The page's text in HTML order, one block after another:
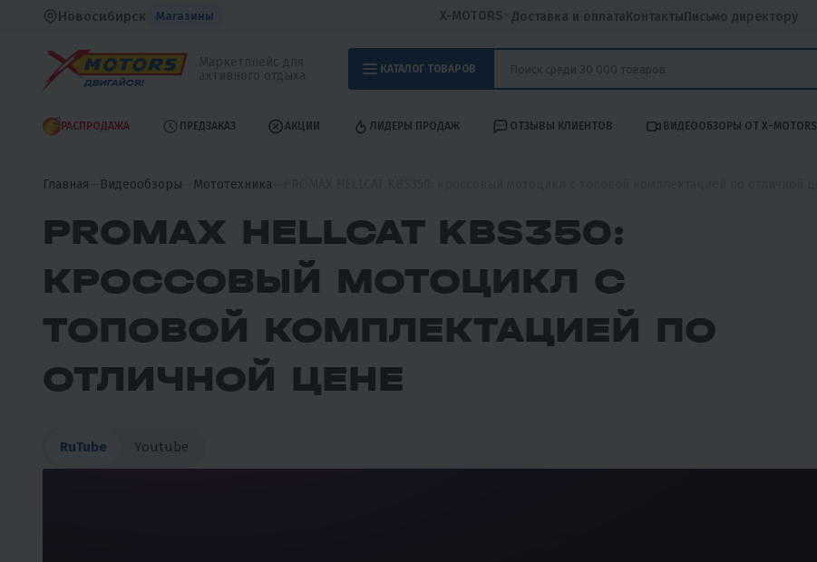
Новосибирск Магазины X-MOTORS Доставка и оплатаКонтактыПисьмо директору
КАТАЛОГ ТОВАРОВ
РАСПРОДАЖА ПРЕДЗАКАЗ АКЦИИ ЛИДЕРЫ ПРОДАЖ ОТЗЫВЫ КЛИЕНТОВ ВИДЕООБЗОРЫ ОТ X-MOTORS
Главная Видеообзоры Мототехника
PROMAX HELLCAT KBS350:
КРОССОВЫЙ МОТОЦИКЛ С
ТОПОВОЙ КОМПЛЕКТАЦИЕЙ ПО
ОТЛИЧНОЙ ЦЕНЕ
RuTube Youtube